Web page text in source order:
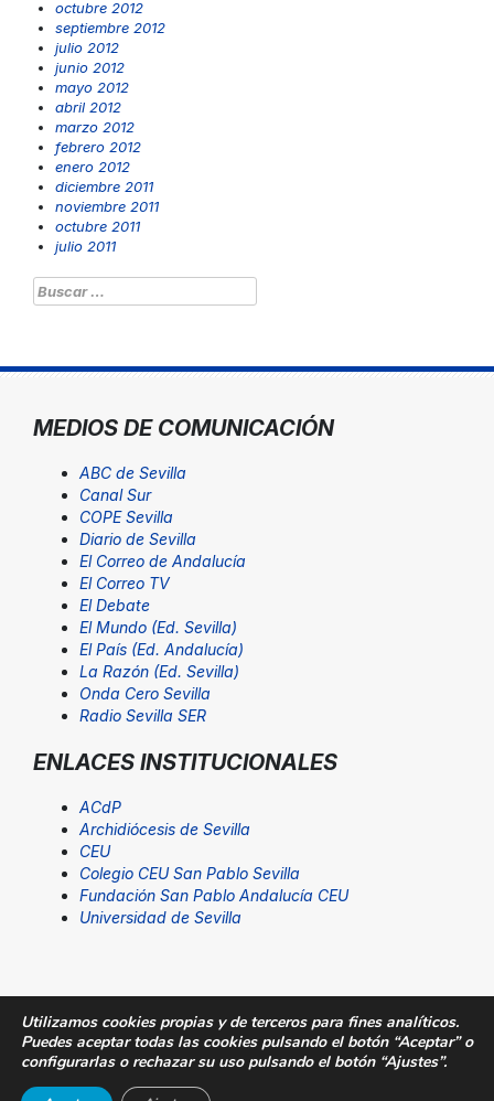
octubre 2012
septiembre 2012
julio 2012
junio 2012
mayo 2012
abril 2012
marzo 2012
febrero 2012
enero 2012
diciembre 2011
noviembre 2011
octubre 2011
julio 2011
Buscar:
MEDIOS DE COMUNICACIÓN
ABC de Sevilla
Canal Sur
COPE Sevilla
Diario de Sevilla
El Correo de Andalucía
El Correo TV
El Debate
El Mundo (Ed. Sevilla)
El País (Ed. Andalucía)
La Razón (Ed. Sevilla)
Onda Cero Sevilla
Radio Sevilla SER
ENLACES INSTITUCIONALES
ACdP
Archidiócesis de Sevilla
CEU
Colegio CEU San Pablo Sevilla
Fundación San Pablo Andalucía CEU
Universidad de Sevilla
© Fundación San Pablo Andalucía CEU. Todos los
Utilizamos cookies propias y de terceros para fines analíticos.
Puedes aceptar todas las cookies pulsando el botón “Aceptar” o
configurarlas o rechazar su uso pulsando el botón “Ajustes”.